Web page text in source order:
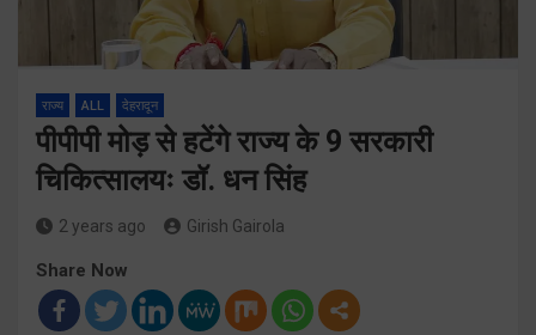
राज्य ALL देहरादून
पीपीपी मोड़ से हटेंगे राज्य के 9 सरकारी
चिकित्सालयः डॉ. धन सिंह
2 years ago Girish Gairola
Share Now